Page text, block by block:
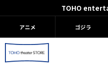
TOHO
アニメ ゴジラ